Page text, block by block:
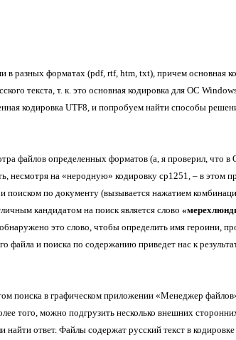
в разных форматах(pdf, rtf, htm, txt),причем основная
текста, т. к. это основная кодировка для ОС
кодировкаUTF8,и попробуем найти способы
файлов определенных форматов (а, я проверил, что
несмотря на «неродную» кодировкуcp1251, –в этом
поиском по документу (вызывается нажатием
кандидатом на поиск является слово
это слово, чтобы определить имя героини,
и поиска по содержанию приведет нас к
поиска в графическом приложении «Менеджер
того, можно подгрузить несколько внешних
найти ответ. Файлы содержат русский текст в